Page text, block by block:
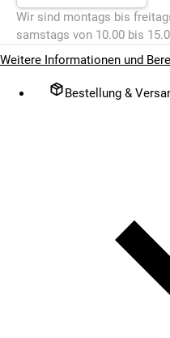
Wir sind montags bis
samstags von 10.00 bis
Weitere Informationen und
Bestellung &